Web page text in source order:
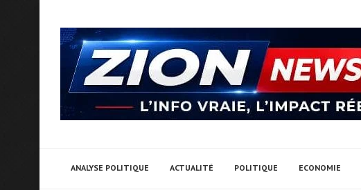
ANALYSE POLITIQUE ACTUALITÉ POLITIQUE ECONOMIE